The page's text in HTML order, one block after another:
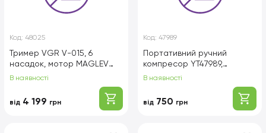
Код: 48025
Тример VGR V-015, 6
насадок, мотор MAGLEV
VECTOR 3, LED display, 9000
RPM, акумулятор 2500mAh,
В наявності
від 4 199 грн
Код: 47989
Портативний ручний
компресор YT47989,
80000RPM, 40m / s, 275г,
В наявності
від 750 грн